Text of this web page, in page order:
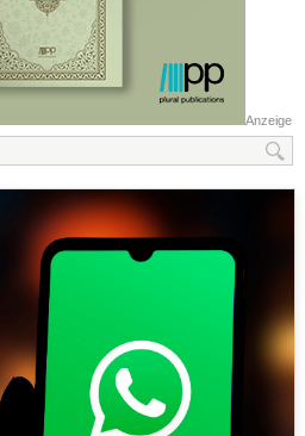
Anzeige